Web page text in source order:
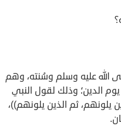
عليه وسلم وسُنته، وهم
الدين؛ وذلك لقول النبي
يلونهم، ثم الذين يلونهم))،